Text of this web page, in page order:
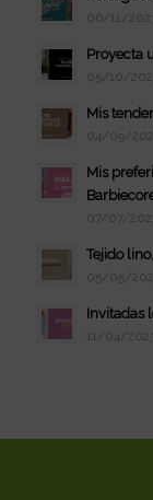
06/11/
Proyecta
05/10/
Mis
04/09/
Mis
07/07/
Tejido
05/05/
Invitadas
11/04/